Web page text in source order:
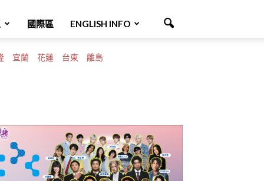
國際區 ENGLISH INFO
宜蘭 花蓮 台東 離島